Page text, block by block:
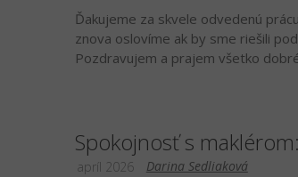
Ďakujeme za skvele odvedenú
znova oslovíme ak by sme riešili
Pozdravujem a prajem všetko
Spokojnosť s
Darina Sedliaková
apríl 2026